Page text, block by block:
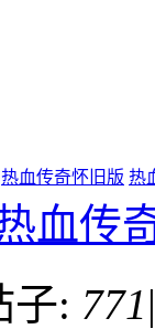
热血传奇怀旧版 热
血传
子: 771|